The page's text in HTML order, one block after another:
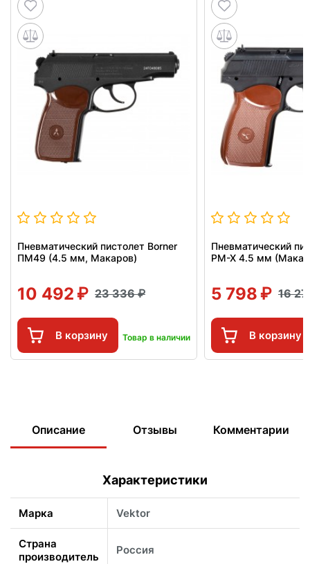
Пневматический пистолет Borner
ПМ49 (4.5 мм, Макаров)
10 492 23 336
В корзину Товар в наличии
Пневматический
PM-X 4.5 мм
5 798 16
В корзину
Описание Отзывы Комментарии
Характеристики
Марка Vektor
Страна
производитель
Россия